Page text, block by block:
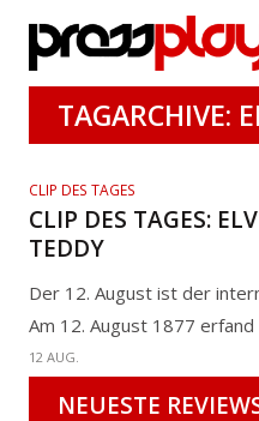
TAGARCHIVE:
CLIP DES TAGES
CLIP DES TAGES:
TEDDY
Der 12. August ist der
Am 12. August 1877 erfand
12 AUG.
NEUESTE